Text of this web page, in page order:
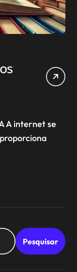
A internet se
Pesquisar